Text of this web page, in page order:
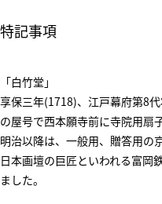
特記事項
「白竹堂」
享保三年(1718)、江戸幕府第8
の屋号で西本願寺前に寺院用扇
明治以降は、一般用、贈答用の
日本画壇の巨匠といわれる富岡
ました。